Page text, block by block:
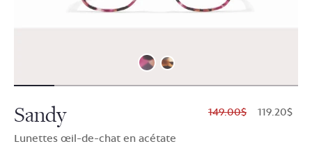
Sandy
Lunettes œil-de-chat en acétate
$149.00 $119.20